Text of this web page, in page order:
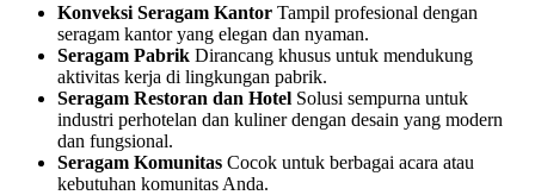
Konveksi Seragam Kantor Tampil profesional dengan
seragam kantor yang elegan dan nyaman.
Seragam Pabrik Dirancang khusus untuk mendukung
aktivitas kerja di lingkungan pabrik.
Seragam Restoran dan Hotel Solusi sempurna untuk
industri perhotelan dan kuliner dengan desain yang modern
dan fungsional.
Seragam Komunitas Cocok untuk berbagai acara atau
kebutuhan komunitas Anda.